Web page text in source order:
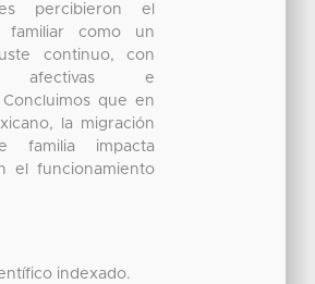
percibieron el
familiar como un
continuo, con
afectivas e
que en
la migración
familia impacta
el funcionamiento
indexado.